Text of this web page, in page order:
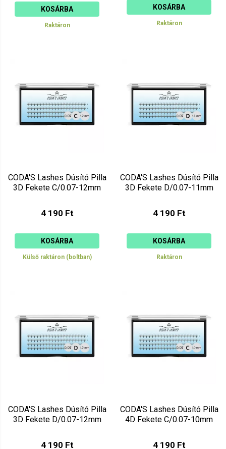
KOSÁRBA
Raktáron
KOSÁRBA
Raktáron
CODA'S Lashes Dúsító Pilla
3D Fekete C/0.07-12mm
4 190 Ft
KOSÁRBA
Külső raktáron (boltban)
CODA'S Lashes Dúsító Pilla
3D Fekete D/0.07-11mm
4 190 Ft
KOSÁRBA
Raktáron
CODA'S Lashes Dúsító Pilla
3D Fekete D/0.07-12mm
4 190 Ft
CODA'S Lashes Dúsító Pilla
4D Fekete C/0.07-10mm
4 190 Ft